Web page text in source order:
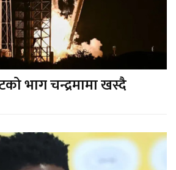
भाग चन्द्रमामा खस्दै